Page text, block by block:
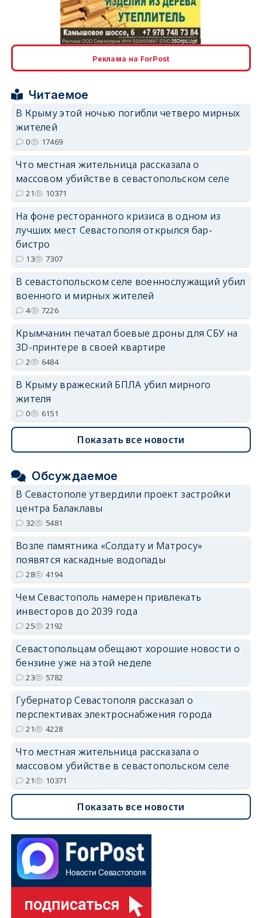
Реклама на ForPost
Читаемое
В Крыму этой ночью погибли четверо мирных
жителей
0 17469
Что местная жительница рассказала о
массовом убийстве в севастопольском селе
21 10371
На фоне ресторанного кризиса в одном из
лучших мест Севастополя открылся бар-
бистро
13 7307
В севастопольском селе военнослужащий убил
военного и мирных жителей
4 7226
Крымчанин печатал боевые дроны для СБУ на
3D-принтере в своей квартире
2 6484
В Крыму вражеский БПЛА убил мирного
жителя
0 6151
Показать все новости
Обсуждаемое
В Севастополе утвердили проект застройки
центра Балаклавы
32 5481
Возле памятника «Солдату и Матросу»
появятся каскадные водопады
28 4194
Чем Севастополь намерен привлекать
инвесторов до 2039 года
25 2192
Севастопольцам обещают хорошие новости о
бензине уже на этой неделе
23 5782
Губернатор Севастополя рассказал о
перспективах электроснабжения города
21 4228
Что местная жительница рассказала о
массовом убийстве в севастопольском селе
21 10371
Показать все новости